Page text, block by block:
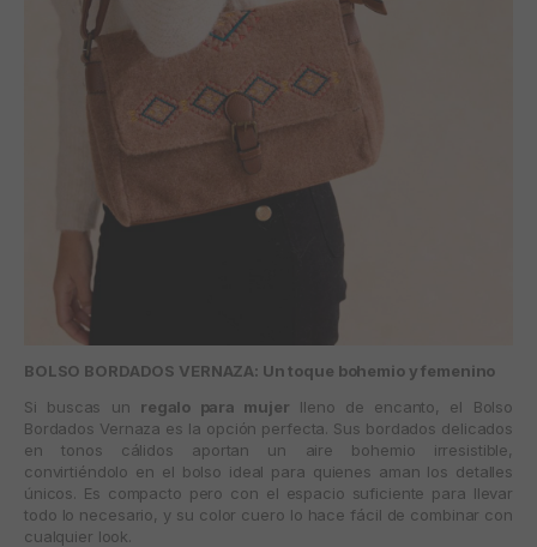
BOLSO BORDADOS VERNAZA: Un toque bohemio y femenino
Si buscas un regalo para mujer lleno de encanto, el Bolso
Bordados Vernaza es la opción perfecta. Sus bordados delicados
en tonos cálidos aportan un aire bohemio irresistible,
convirtiéndolo en el bolso ideal para quienes aman los detalles
únicos. Es compacto pero con el espacio suficiente para llevar
todo lo necesario, y su color cuero lo hace fácil de combinar con
cualquier look.